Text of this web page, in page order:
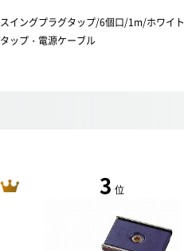
スイングプラグタップ/6個口/1m/ホワイト
タップ・電源ケーブル
3 位